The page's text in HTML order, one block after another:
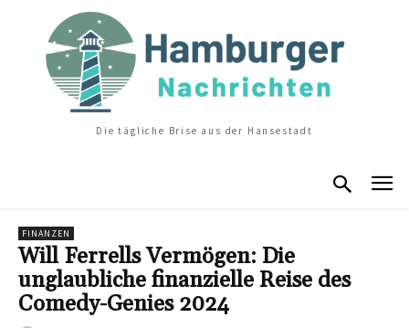
Die tägliche Brise aus der Hansestadt
FINANZEN
Will Ferrells Vermögen: Die
unglaubliche finanzielle Reise des
Comedy-Genies 2024